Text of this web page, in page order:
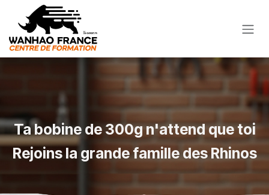
Se rendre au contenu
Ta bobine de 300g n'attend que toi
Rejoins la grande famille des Rhinos